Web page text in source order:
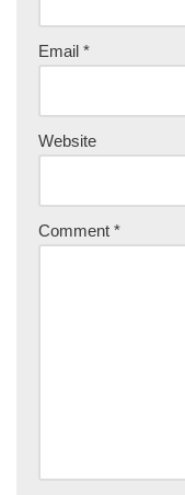
Email *
Website
Comment *